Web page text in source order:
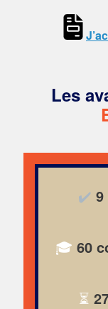
Les
✔️
🎓 60
⏳